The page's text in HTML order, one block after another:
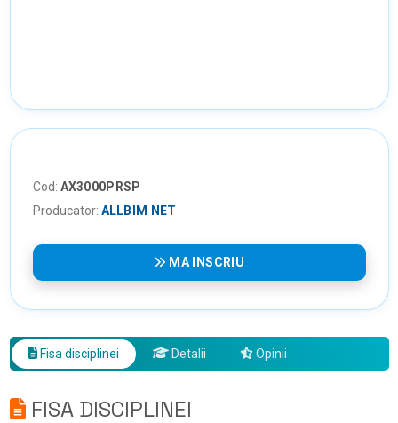
Cod: AX3000PRSP
Producator: ALLBIM NET
MA INSCRIU
Fisa disciplinei Detalii Opinii
FISA DISCIPLINEI